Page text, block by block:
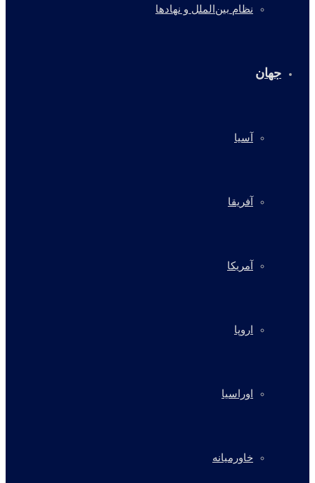
نظام بین‌الملل و نهادها
جهان
آسیا
آفریقا
آمریکا
اروپا
اوراسیا
خاورمیانه